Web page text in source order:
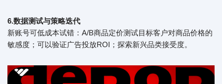
6.数据测试与策略迭代
新账号可低成本试错：A/B商品定价测试目标客户对商品价格的
敏感度；可以验证广告投放ROI；探索新兴品类接受度。